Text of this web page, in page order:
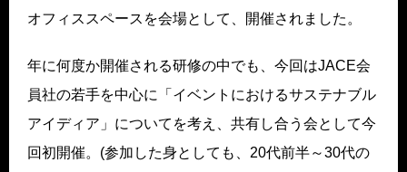
オフィススペースを会場として、開催されました。
年に何度か開催される研修の中でも、今回はJACE会
員社の若手を中心に「イベントにおけるサステナブル
アイディア」についてを考え、共有し合う会として今
回初開催。(参加した身としても、20代前半～30代の